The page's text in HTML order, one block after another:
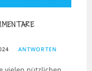
ANTWORTEN